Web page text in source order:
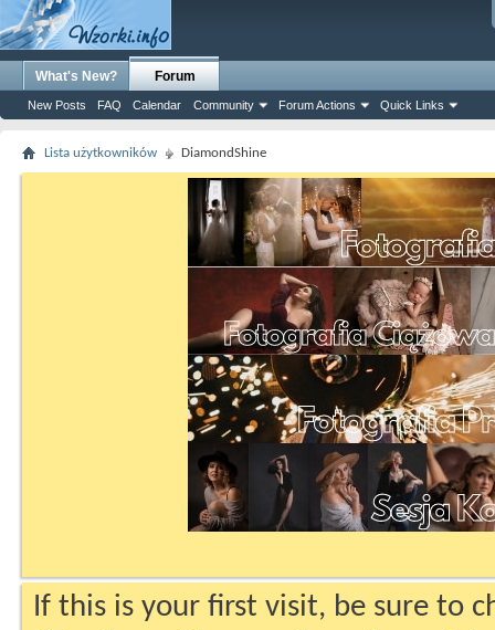
What's New? Forum
New Posts FAQ Calendar Community Forum Actions Quick Links
Lista użytkowników DiamondShine
If this is your first visit, be sure to